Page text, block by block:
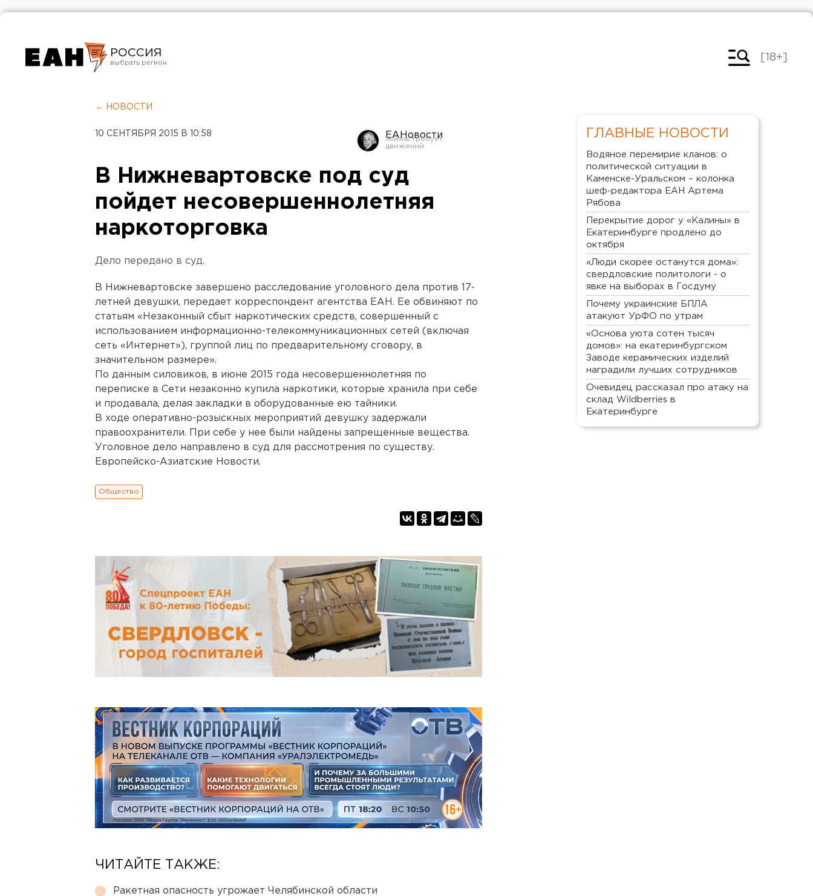
РОССИЯ
Челябинск
[18+]
← НОВОСТИ
10 СЕНТЯБРЯ 2015 В 10:58 ЕАНовости
В Нижневартовске под суд
пойдет несовершеннолетняя
наркоторговка
Дело передано в суд.
В Нижневартовске завершено расследование уголовного дела против 17-
летней девушки, передает корреспондент агентства ЕАН. Ее обвиняют по
статьям «Незаконный сбыт наркотических средств, совершенный с
использованием информационно-телекоммуникационных сетей (включая
сеть «Интернет»), группой лиц по предварительному сговору, в
значительном размере».
По данным силовиков, в июне 2015 года несовершеннолетняя по
переписке в Сети незаконно купила наркотики, которые хранила при себе
и продавала, делая закладки в оборудованные ею тайники.
В ходе оперативно-розыскных мероприятий девушку задержали
правоохранители. При себе у нее были найдены запрещенные вещества.
Уголовное дело направлено в суд для рассмотрения по существу.
Европейско-Азиатские Новости.
Общество
ЧИТАЙТЕ ТАКЖЕ:
Ракетная опасность угрожает Челябинской области
ГЛАВНЫЕ НОВОСТИ
Водяное перемирие кланов: о
политической ситуации в
Каменске-Уральском – колонка
шеф-редактора ЕАН Артема
Рябова
Перекрытие дорог у «Калины» в
Екатеринбурге продлено до
октября
«Люди скорее останутся дома»:
свердловские политологи - о
явке на выборах в Госдуму
Почему украинские БПЛА
атакуют УрФО по утрам
«Основа уюта сотен тысяч
домов»: на екатеринбургском
Заводе керамических изделий
наградили лучших сотрудников
Очевидец рассказал про атаку на
склад Wildberries в
Екатеринбурге